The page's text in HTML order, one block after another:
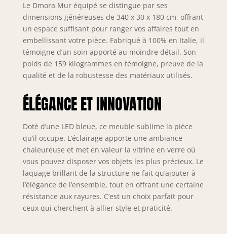
combinaison
d'éléments muraux
fermés par des
portes également
avec des détails en
verre et des
étagères vous
ornements -
d'éclairage LED
bleu intégré qui
donne une touche
de classe au
produit - En plus
du téléviseur, vous
pouvez
personnaliser le
mur avec vos
Le Dmora Mur équipé se distingue par ses
dimensions généreuses de 340 x 30 x 180 cm, offrant
un espace suffisant pour ranger vos affaires tout en
embellissant votre pièce. Fabriqué à 100% en Italie, il
témoigne d’un soin apporté au moindre détail. Son
poids de 159 kilogrammes en témoigne, preuve de la
qualité et de la robustesse des matériaux utilisés.
ÉLÉGANCE ET INNOVATION
Doté d’une LED bleue, ce meuble sublime la pièce
qu’il occupe. L’éclairage apporte une ambiance
chaleureuse et met en valeur la vitrine en verre où
vous pouvez disposer vos objets les plus précieux. Le
laquage brillant de la structure ne fait qu’ajouter à
l’élégance de l’ensemble, tout en offrant une certaine
résistance aux rayures. C’est un choix parfait pour
ceux qui cherchent à allier style et praticité.